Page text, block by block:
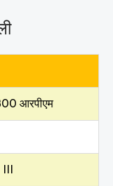
आरपीएम
III